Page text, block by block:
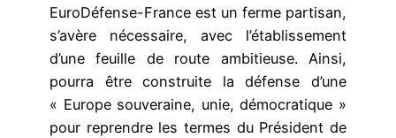
EuroDéfense-France est un ferme partisan,
s’avère nécessaire, avec l’établissement
d’une feuille de route ambitieuse. Ainsi,
pourra être construite la défense d’une
« Europe souveraine, unie, démocratique »
pour reprendre les termes du Président de